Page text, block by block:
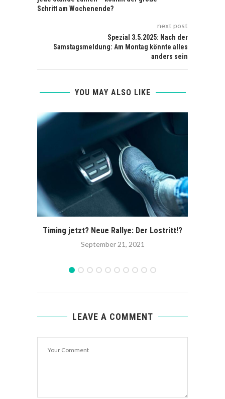
Schritt am Wochenende?
next post
Spezial 3.5.2025: Nach der
Samstagsmeldung: Am Montag könnte alles
anders sein
YOU MAY ALSO LIKE
Timing jetzt? Neue Rallye: Der Lostritt!?
September 21, 2021
LEAVE A COMMENT